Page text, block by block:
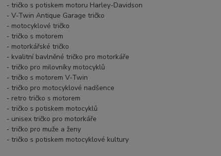
- tričko s potiskem motoru Harley-Davidson
- V-Twin Antique Garage tričko
- motocyklové tričko
- tričko s motorem
- motorkářské tričko
- kvalitní bavlněné tričko pro motorkáře
- tričko pro milovníky motocyklů
- tričko s motorem V-Twin
- tričko pro motocyklové nadšence
- retro tričko s motorem
- tričko s potiskem motocyklů
- unisex tričko pro motorkáře
- tričko pro muže a ženy
- tričko s potiskem motocyklové kultury